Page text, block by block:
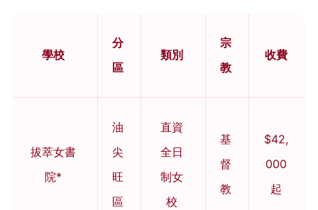
學校
分
區
類別
宗
教
收費
拔萃女書
院*
油
尖
旺
區
直資
全日
制女
校
基
督
教
$42,
000
起